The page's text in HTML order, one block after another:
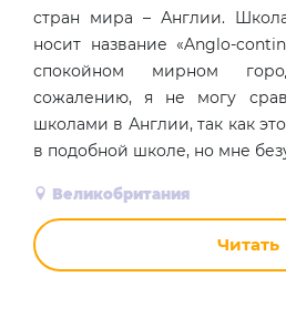
стран мира – Англии.
носит название «Anglo-
спокойном мирном
сожалению, я не могу
школами в Англии, так как
в подобной школе, но мне
Великобритания
Читать